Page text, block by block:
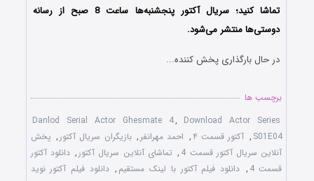
تماشا کنید؛ سریال آکتور پنجشنبه‌ها ساعت 8 صبح از رسانه
دوستی‌ها منتشر می‌شود.
در حال بارگذاری پخش کننده...
برچسب ها
Danlod Serial Actor Ghesmate 4, Download Actor Series
S01E04
, آکتور قسمت ۴ , احمد مهرانفر , بازیگران سریال آکتور , پخش
آنلاین سریال آکتور قسمت 4
, تماشای آنلاین سریال آکتور , دانلود آکتور
قسمت 4 , دانلود فیلم آکتور با لینک مستقیم , دانلود فیلم آکتور نوید